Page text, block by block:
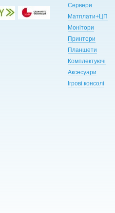
Сервери
Матплати+ЦП
Монітори
Принтери
Планшети
Комплектуючі
Аксесуари
Ігрові консолі